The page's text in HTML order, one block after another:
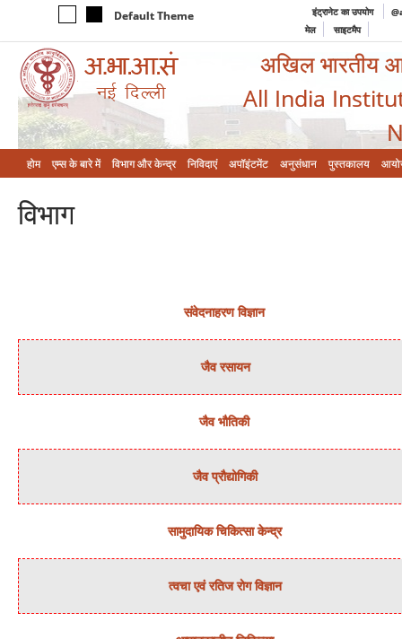
Default Theme इंट्रानेट का उपयोग
मेल
साइटमैप
अखिल भारतीय
All India
होम एम्‍स के बारे में विभाग और केन्‍द्र निविदाएं अपॉइंटमेंट अनुसंधान पुस्तकालय
विभाग
संवेदनाहरण विज्ञान
जैव रसायन
जैव भौतिकी
जैव प्रौद्योगिकी
सामुदायिक चिकित्‍सा केन्‍द्र
त्‍वचा एवं रतिज रोग विज्ञान